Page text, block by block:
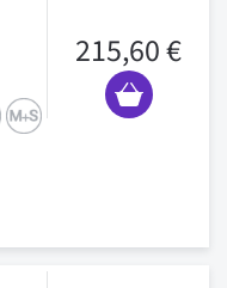
215,60 €